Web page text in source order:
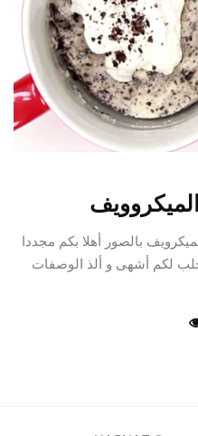
بالصور أهلا بكم مجددا
لكم أشهى و ألذ الوصفات